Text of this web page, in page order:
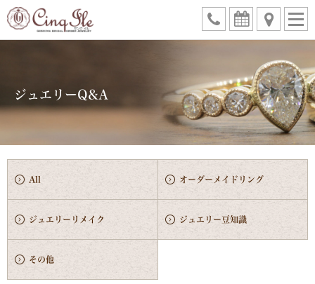
ジュエリーQ&A
All オーダーメイドリング
ジュエリーリメイク ジュエリー豆知識
その他